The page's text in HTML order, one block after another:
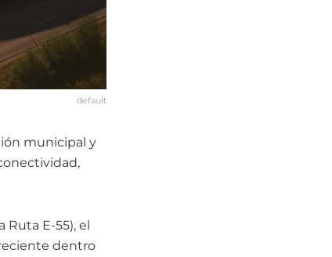
default
municipal y
Ruta E-55), el
dentro